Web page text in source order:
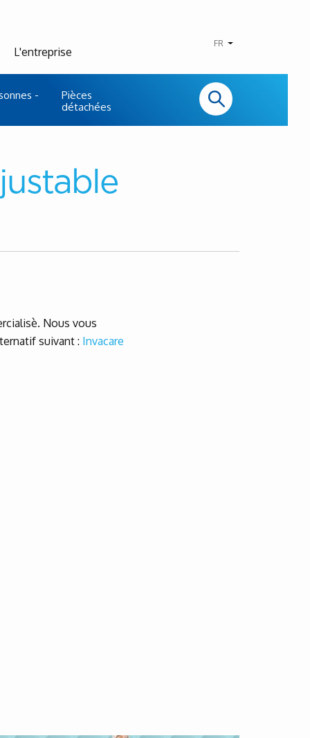
-
Pièces
détachées
L'entreprise
FR
Nous vous
suivant : Invacare